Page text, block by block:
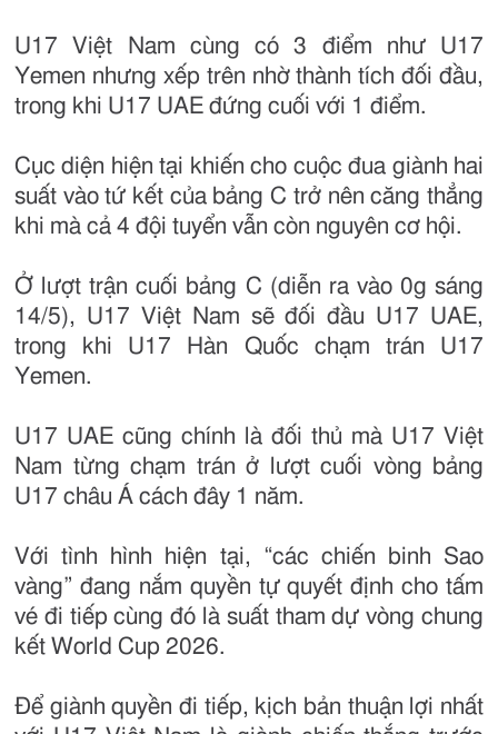
U17 Việt Nam cùng có 3 điểm như U17
Yemen nhưng xếp trên nhờ thành tích đối đầu,
trong khi U17 UAE đứng cuối với 1 điểm.
Cục diện hiện tại khiến cho cuộc đua giành hai
suất vào tứ kết của bảng C trở nên căng thẳng
khi mà cả 4 đội tuyển vẫn còn nguyên cơ hội.
Ở lượt trận cuối bảng C (diễn ra vào 0g sáng
14/5), U17 Việt Nam sẽ đối đầu U17 UAE,
trong khi U17 Hàn Quốc chạm trán U17
Yemen.
U17 UAE cũng chính là đối thủ mà U17 Việt
Nam từng chạm trán ở lượt cuối vòng bảng
U17 châu Á cách đây 1 năm.
Với tình hình hiện tại, “các chiến binh Sao
vàng” đang nắm quyền tự quyết định cho tấm
vé đi tiếp cùng đó là suất tham dự vòng chung
kết World Cup 2026.
Để giành quyền đi tiếp, kịch bản thuận lợi nhất